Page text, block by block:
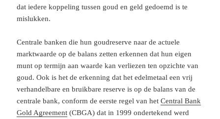
dat iedere koppeling tussen goud en geld gedoemd is te
mislukken.
Centrale banken die hun goudreserve naar de actuele
marktwaarde op de balans zetten erkennen dat hun eigen
munt op termijn aan waarde kan verliezen ten opzichte van
goud. Ook is het de erkenning dat het edelmetaal een vrij
verhandelbare en bruikbare reserve is op de balans van de
centrale bank, conform de eerste regel van hetCentral Bank
Gold Agreement (CBGA) dat in 1999 ondertekend werd